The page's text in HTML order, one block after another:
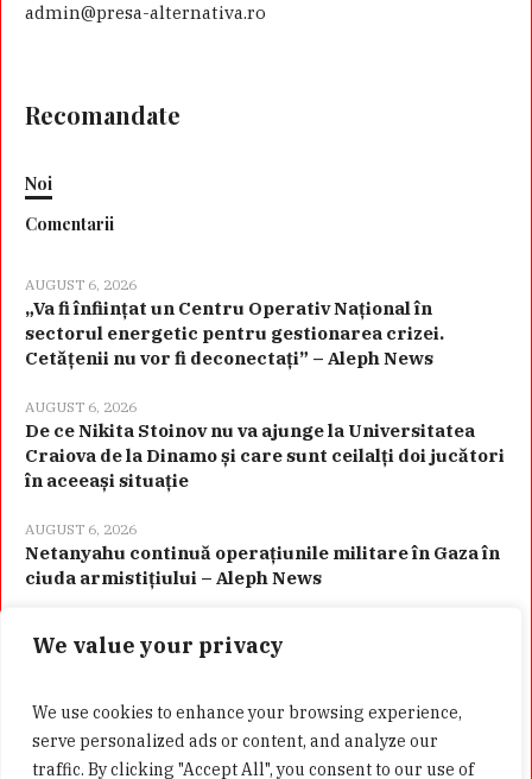
We value your privacy
We use cookies to enhance your browsing experience,
serve personalized ads or content, and analyze our
traffic. By clicking "Accept All", you consent to our use of
admin@presa-alternativa.ro
Recomandate
Noi
Comentarii
AUGUST 6, 2026
„Va fi înființat un Centru Operativ Național în
sectorul energetic pentru gestionarea crizei.
Cetățenii nu vor fi deconectați” – Aleph News
AUGUST 6, 2026
De ce Nikita Stoinov nu va ajunge la Universitatea
Craiova de la Dinamo și care sunt ceilalți doi jucători
în aceeași situație
AUGUST 6, 2026
Netanyahu continuă operațiunile militare în Gaza în
ciuda armistițiului – Aleph News
Categorii